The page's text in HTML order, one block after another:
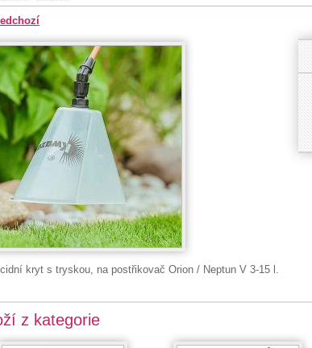
kryt s tryskou, na postřikovač Orion / Neptun V 3-15 l.
z kategorie